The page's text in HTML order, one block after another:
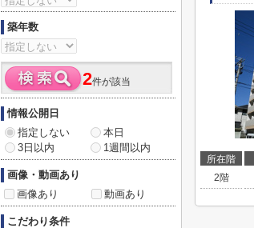
所在階
2階
築年数
2件が該当
情報公開日
指定しない
本日
3日以内
1週間以内
画像・動画あり
画像あり
動画あり
こだわり条件